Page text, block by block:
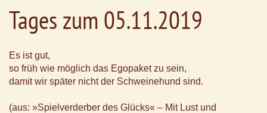
Tages zum 05.11.2019
Es ist gut,
so früh wie möglich das Egopaket zu sein,
damit wir später nicht der Schweinehund sind.
(aus: »Spielverderber des Glücks« – Mit Lust und